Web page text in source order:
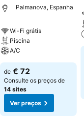
Palmanova, Espanha
Wi-Fi grátis
Piscina
A/C
de € 72
Consulte os preços de
14 sites
Ver preços